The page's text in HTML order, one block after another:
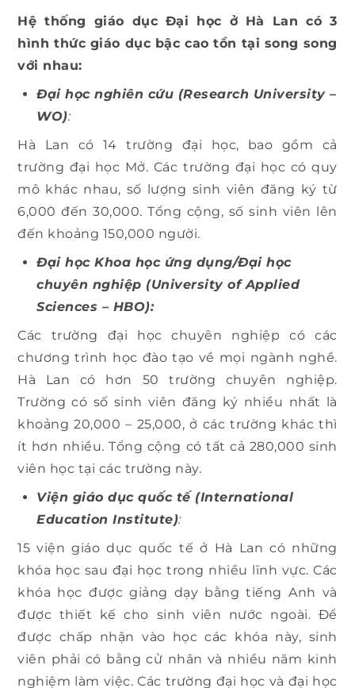
Hệ thống giáo dục Đại học ở Hà Lan có 3
hình thức giáo dục bậc cao tồn tại song song
với nhau:
Đại học nghiên cứu (Research University –
WO):
Hà Lan có 14 trường đại học, bao gồm cả
trường đại học Mở. Các trường đại học có quy
mô khác nhau, số lượng sinh viên đăng ký từ
6,000 đến 30,000. Tổng cộng, số sinh viên lên
đến khoảng 150,000 người.
Đại học Khoa học ứng dụng/Đại học
chuyên nghiệp (University of Applied
Sciences – HBO):
Các trường đại học chuyên nghiệp có các
chương trình học đào tạo về mọi ngành nghề.
Hà Lan có hơn 50 trường chuyên nghiệp.
Trường có số sinh viên đăng ký nhiều nhất là
khoảng 20,000 – 25,000, ở các trường khác thì
ít hơn nhiều. Tổng cộng có tất cả 280,000 sinh
viên học tại các trường này.
Viện giáo dục quốc tế (International
Education Institute):
15 viện giáo dục quốc tế ở Hà Lan có những
khóa học sau đại học trong nhiều lĩnh vực. Các
khóa học được giảng dạy bằng tiếng Anh và
được thiết kế cho sinh viên nước ngoài. Để
được chấp nhận vào học các khóa này, sinh
viên phải có bằng cử nhân và nhiều năm kinh
nghiệm làm việc. Các trường đại học và đại học